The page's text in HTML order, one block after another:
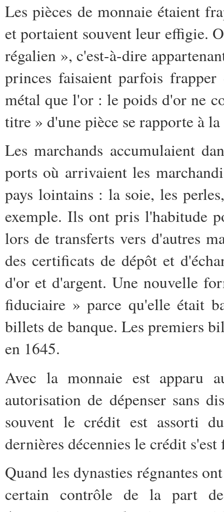
Les pièces de monnaie étaient
et portaient souvent leur effigie.
régalien », c'est-à-dire
princes faisaient parfois
métal que l'or : le poids d'or ne
titre » d'une pièce se rapporte à
Les marchands accumulaient
ports où arrivaient les
pays lointains : la soie, les
exemple. Ils ont pris l'habitude
lors de transferts vers d'autres
des certificats de dépôt et
d'or et d'argent. Une nouvelle
fiduciaire » parce qu'elle était
billets de banque. Les premiers
en 1645.
Avec la monnaie est apparu
autorisation de dépenser sans
souvent le crédit est assorti
dernières décennies le crédit
Quand les dynasties régnantes
certain contrôle de la part